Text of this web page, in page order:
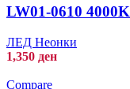
LW01-0610 4000K
ЛЕД Неонки
1,350 ден
Compare